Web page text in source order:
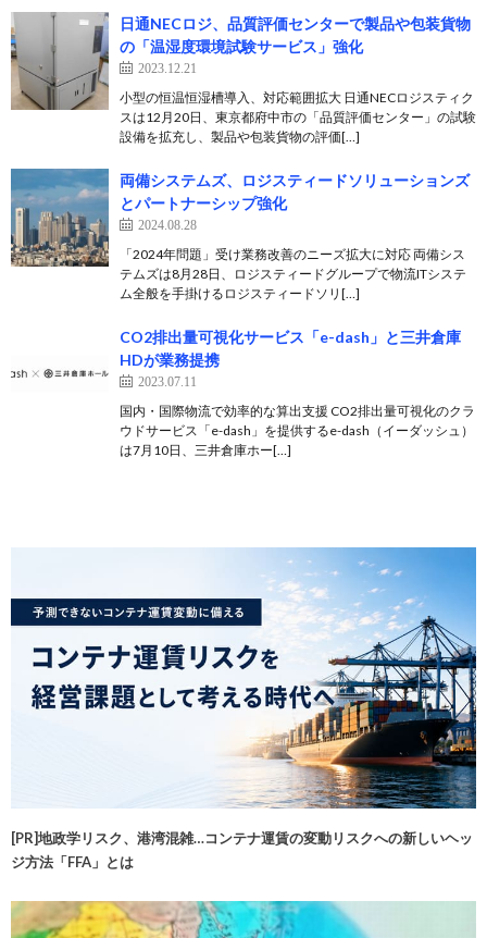
日通NECロジ、品質評価センターで製品や包装貨物
の「温湿度環境試験サービス」強化
2023.12.21
小型の恒温恒湿槽導入、対応範囲拡大 日通NECロジスティク
スは12月20日、東京都府中市の「品質評価センター」の試験
設備を拡充し、製品や包装貨物の評価[…]
両備システムズ、ロジスティードソリューションズ
とパートナーシップ強化
2024.08.28
「2024年問題」受け業務改善のニーズ拡大に対応 両備シス
テムズは8月28日、ロジスティードグループで物流ITシステ
ム全般を手掛けるロジスティードソリ[…]
CO2排出量可視化サービス「e-dash」と三井倉庫
HDが業務提携
2023.07.11
国内・国際物流で効率的な算出支援 CO2排出量可視化のクラ
ウドサービス「e-dash」を提供するe-dash（イーダッシュ）
は7月10日、三井倉庫ホー[…]
[PR]地政学リスク、港湾混雑…コンテナ運賃の変動リスクへの新しいヘッ
ジ方法「FFA」とは